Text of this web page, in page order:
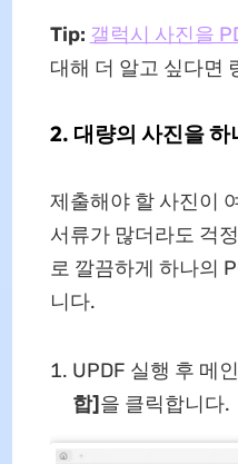
Tip: 갤럭시 사진을
대해 더 알고 싶다면
2. 대량의 사진을
제출해야 할 사진이
서류가 많더라도 걱
로 깔끔하게 하나의
니다.
UPDF 실행 후 메
합] 을 클릭합니다.